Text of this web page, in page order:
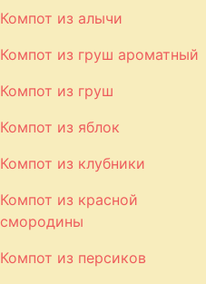
Компот из алычи
Компот из груш ароматный
Компот из груш
Компот из яблок
Компот из клубники
Компот из красной
смородины
Компот из персиков